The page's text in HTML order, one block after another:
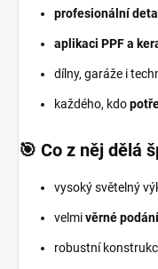
profesionální
aplikaci PPF a
dílny, garáže i
každého, kdo
🎯 Co z něj dělá
vysoký světelný
velmivěrné
robustní